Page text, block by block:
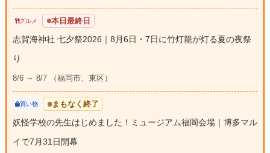
グルメ 本日最終日
志賀海神社 七夕祭2026｜8月6日・7日に竹灯籠が灯る夏の夜祭
り
8/6 ～ 8/7 （福岡市、東区）
買い物 まもなく終了
妖怪学校の先生はじめました！ミュージアム福岡会場｜博多マル
イで7月31日開幕